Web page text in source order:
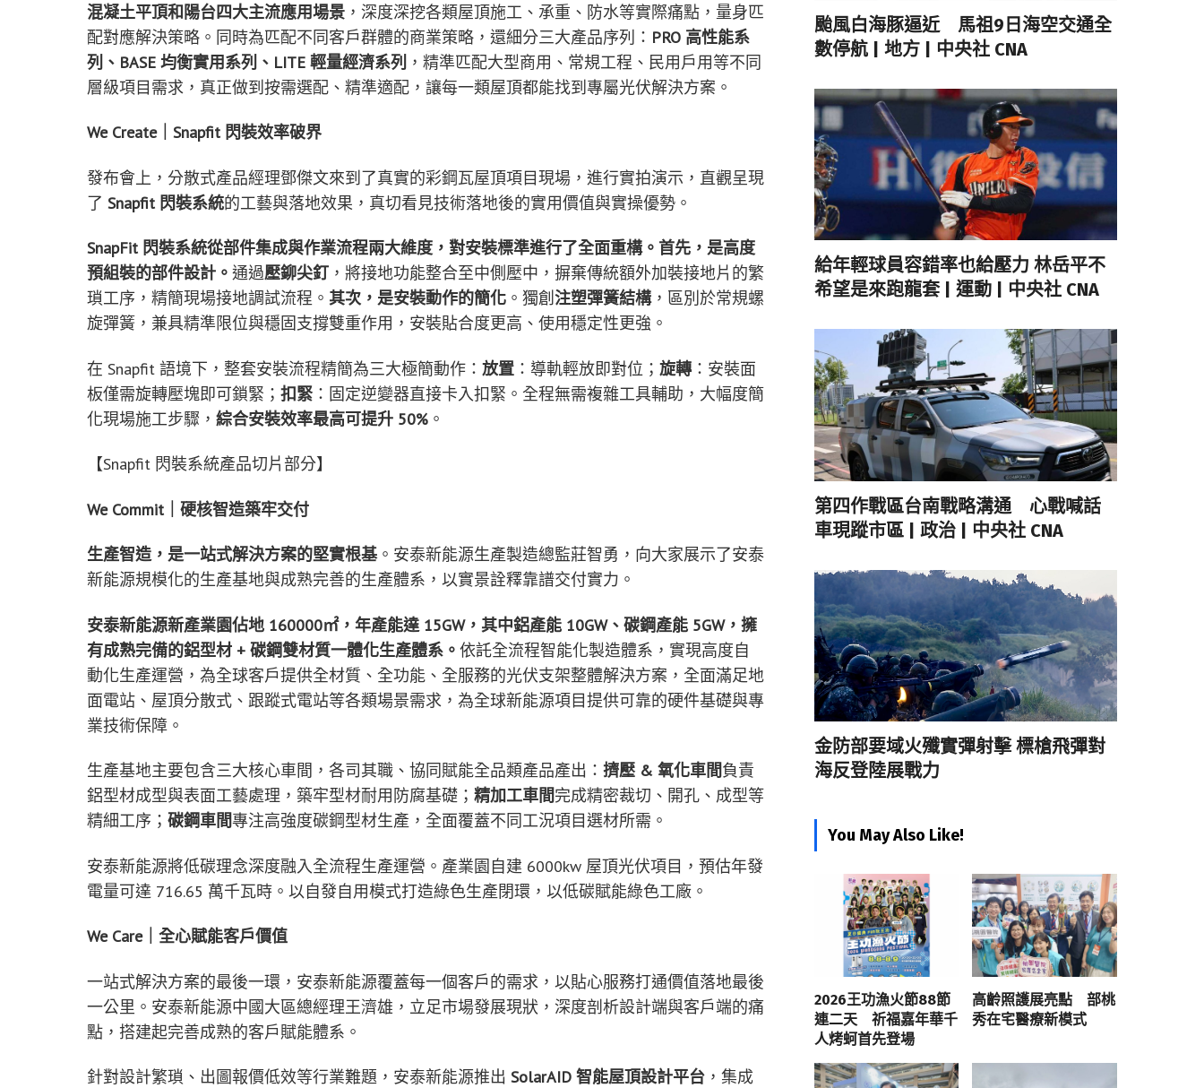
混凝土平頂和陽台四大主流應用場景 ，深度深挖各類屋頂施工、承重、防水等實際痛點，量身匹
配對應解決策略。同時為匹配不同客戶群體的商業策略，還細分三大產品序列： PRO 高性能系
列、BASE 均衡實用系列、LITE 輕量經濟系列 ，精準匹配大型商用、常規工程、民用戶用等不同
層級項目需求，真正做到按需選配、精準適配，讓每一類屋頂都能找到專屬光伏解決方案。
We Create｜Snapfit 閃裝效率破界
發布會上，分散式產品經理鄧傑文來到了真實的彩鋼瓦屋頂項目現場，進行實拍演示，直觀呈現
了 Snapfit 閃裝系統的工藝與落地效果，真切看見技術落地後的實用價值與實操優勢。
SnapFit 閃裝系統從部件集成與作業流程兩大維度，對安裝標準進行了全面重構。首先，是高度
預組裝的部件設計。 通過壓鉚尖釘 ，將接地功能整合至中側壓中，摒棄傳統額外加裝接地片的繁
瑣工序，精簡現場接地調試流程。 其次，是安裝動作的簡化 。獨創 注塑彈簧結構，區別於常規螺
旋彈簧，兼具精準限位與穩固支撐雙重作用，安裝貼合度更高、使用穩定性更強。
在 Snapfit 語境下，整套安裝流程精簡為三大極簡動作： 放置 ：導軌輕放即對位； 旋轉 ：安裝面
板僅需旋轉壓塊即可鎖緊； 扣緊 ：固定逆變器直接卡入扣緊。全程無需複雜工具輔助，大幅度簡
化現場施工步驟， 綜合安裝效率最高可提升 50% 。
【Snapfit 閃裝系統產品切片部分】
We Commit｜硬核智造築牢交付
生產智造，是一站式解決方案的堅實根基。安泰新能源生產製造總監莊智勇，向大家展示了安泰
新能源規模化的生產基地與成熟完善的生產體系，以實景詮釋靠譜交付實力。
安泰新能源新產業園佔地 160000㎡，年產能達 15GW，其中鋁產能 10GW、碳鋼產能 5GW，擁
有成熟完備的鋁型材 + 碳鋼雙材質一體化生產體系。 依託全流程智能化製造體系，實現高度自
動化生產運營，為全球客戶提供全材質、全功能、全服務的光伏支架整體解決方案，全面滿足地
面電站、屋頂分散式、跟蹤式電站等各類場景需求，為全球新能源項目提供可靠的硬件基礎與專
業技術保障。
生產基地主要包含三大核心車間，各司其職、協同賦能全品類產品產出： 擠壓 & 氧化車間負責
鋁型材成型與表面工藝處理，築牢型材耐用防腐基礎； 精加工車間完成精密裁切、開孔、成型等
精細工序； 碳鋼車間專注高強度碳鋼型材生產，全面覆蓋不同工況項目選材所需。
安泰新能源將低碳理念深度融入全流程生產運營。產業園自建 6000kw 屋頂光伏項目，預估年發
電量可達 716.65 萬千瓦時。以自發自用模式打造綠色生產閉環，以低碳賦能綠色工廠。
We Care｜全心賦能客戶價值
一站式解決方案的最後一環，安泰新能源覆蓋每一個客戶的需求，以貼心服務打通價值落地最後
一公里。安泰新能源中國大區總經理王濟雄，立足市場發展現狀，深度剖析設計端與客戶端的痛
點，搭建起完善成熟的客戶賦能體系。
針對設計繁瑣、出圖報價低效等行業難題，安泰新能源推出 SolarAID 智能屋頂設計平台 ，集成
颱風白海豚逼近 馬祖9日海空交通全
數停航 | 地方 | 中央社 CNA
給年輕球員容錯率也給壓力 林岳平不
希望是來跑龍套 | 運動 | 中央社 CNA
第四作戰區台南戰略溝通 心戰喊話
車現蹤市區 | 政治 | 中央社 CNA
金防部要域火殲實彈射擊 標槍飛彈對
海反登陸展戰力
You May Also Like!
2026王功漁火節88節
連二天 祈福嘉年華千
人烤蚵首先登場
高齡照護展亮點 部桃
秀在宅醫療新模式